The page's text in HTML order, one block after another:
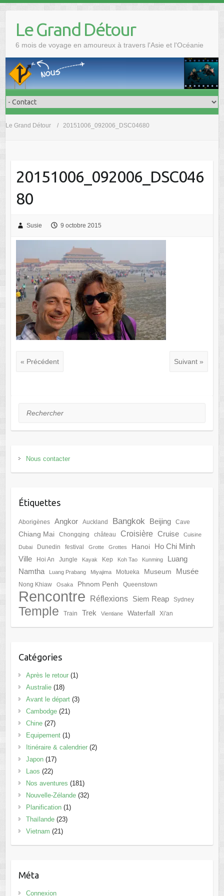
Le Grand Détour
6 mois de voyage en amoureux à travers l'Asie et l'Océanie
Le Grand Détour 20151006_092006_DSC04680
20151006_092006_DSC046
80
Susie 9 octobre 2015
« Précédent Suivant »
Rechercher
Nous contacter
Étiquettes
Aborigènes Angkor Auckland Bangkok Beijing Cave
Chiang Mai Chongqing château Croisière Cruise Cuisine
Dubai Dunedin festival Grotte Grottes Hanoi
Ho Chi Minh
Ville
Hoi An Jungle Kayak Kep Koh Tao Kunming
Luang
Namtha
Luang Prabang Miyajima Motueka Museum Musée
Nong Khiaw Osaka Phnom Penh Queenstown
Rencontre Réflexions Siem Reap Sydney
Temple Train Trek Vientiane Waterfall Xi'an
Catégories
Après le retour(1)
Australie(18)
Avant le départ(3)
Cambodge(21)
Chine(27)
Equipement(1)
Itinéraire & calendrier(2)
Japon(17)
Laos (22)
Nos aventures (181)
Nouvelle-Zélande(32)
Planification(1)
Thaïlande(23)
Vietnam (21)
Méta
Connexion